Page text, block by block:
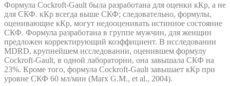
Формула Cockroft-Gault была разработана для оценки кКр, а не
для СКФ. кКр всегда выше СКФ; следовательно, формулы,
оценивающие кКр, могут недооценивать истинное состояние
СКФ. Формула разработана в группе мужчин, для женщин
предложен корректирующий коэффициент. В исследовании
MDRD, крупнейшем исследовании, оценившем формулу
Cockroft-Gault, в одной лаборатории, она завышала СКФ на
23%. Кроме того, формула Cockroft-Gault завышает кКр при
уровне СКФ 60 мл/мин (Marx G.M., et al., 2004).